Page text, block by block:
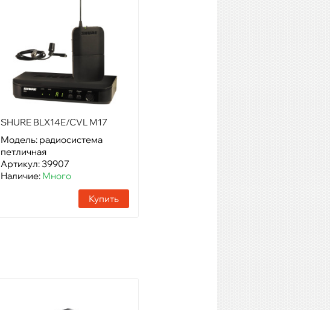
SHURE BLX14E/CVL M17
Модель: радиосистема
петличная
Артикул: 39907
Наличие: Много
Купить